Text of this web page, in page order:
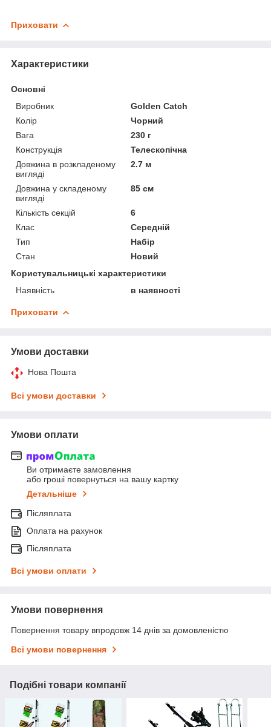
Приховати
Характеристики
Основні
Виробник
Golden Catch
Колір
Чорний
Вага
230 г
Конструкція
Телескопічна
Довжина в розкладеному
вигляді
2.7 м
Довжина у складеному
вигляді
85 см
Кількість секцій
6
Клас
Середній
Тип
Набір
Стан
Новий
Користувальницькі характеристики
Наявність
в наявності
Приховати
Умови доставки
Нова Пошта
Всі умови доставки
Умови оплати
Ви отримаєте замовлення
або гроші повернуться на вашу картку
Детальніше
Післяплата
Оплата на рахунок
Післяплата
Всі умови оплати
Умови повернення
Повернення товару впродовж 14 днів за домовленістю
Всі умови повернення
Подібні товари компанії